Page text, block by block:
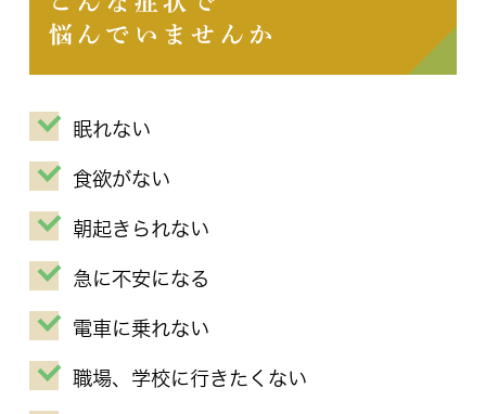
悩んでいませんか
眠れない
食欲がない
朝起きられない
急に不安になる
電車に乗れない
職場、学校に行きたくない